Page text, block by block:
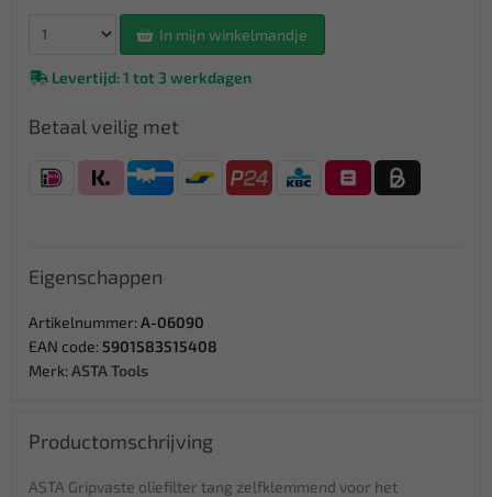
In mijn winkelmandje
Levertijd: 1 tot 3 werkdagen
Betaal veilig met
Eigenschappen
Artikelnummer: A-06090
EAN code: 5901583515408
Merk: ASTA Tools
Productomschrijving
ASTA Gripvaste oliefilter tang zelfklemmend voor het